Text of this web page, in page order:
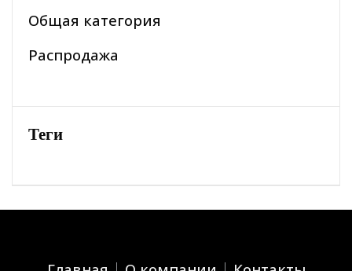
Общая категория
Распродажа
Теги